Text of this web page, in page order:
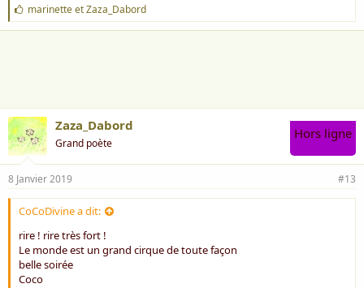
J
'
a
marinetteetZaza_Dabord
Zaza_Dabord
Grand poète
Hors ligne
8 Janvier 2019 #13
CoCoDivine a dit:
rire ! rire très fort !
Le monde est un grand cirque de toute façon
belle soirée
Coco